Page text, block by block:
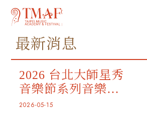
最新消息
2026 台北大師星秀
音樂節系列音樂會
全面啟售
2026-05-15